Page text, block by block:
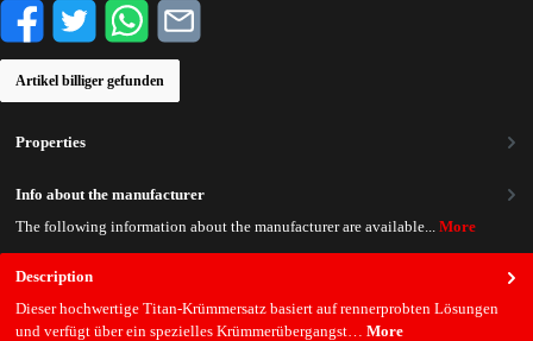
Artikel billiger gefunden
Description
Dieser hochwertige Titan-Krümmersatz basiert auf rennerprobten Lösungen
und verfügt über ein spezielles Krümmerübergangst… More
Properties
Info about the manufacturer
The following information about the manufacturer are available... More